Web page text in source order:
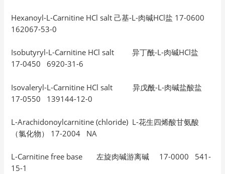
Hexanoyl-L-Carnitine HCl salt 己基-L-肉碱HCl盐 17-0600
162067-53-0
Isobutyryl-L-Carnitine HCl salt 异丁酰-L-肉碱HCl盐
17-0450 6920-31-6
Isovaleryl-L-Carnitine HCl salt 异戊酰-L-肉碱盐酸盐
17-0550 139144-12-0
L-Arachidonoylcarnitine (chloride) L-花生四烯酸甘氨酸
（氯化物） 17-2004 NA
L-Carnitine free base 左旋肉碱游离碱 17-0000 541-
15-1